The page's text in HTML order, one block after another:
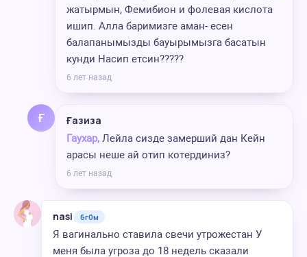
жатырмын, Фемибион и фолевая кислота
ишип. Алла баримизге аман- есен
балапанымызды бауырымызга басатын
кунди Насип етсин?????
6 лет назад
Ғ Ғазиза
Гаухар, Лейла сизде замерший дан Кейн
арасы неше ай отип котердиниз?
6 лет назад
nasi 6г0м
Я вагинально ставила свечи утрожестан У
меня была угроза до 18 недель сказали